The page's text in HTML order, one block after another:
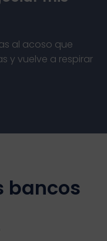
al acoso que
y vuelve a respirar
bancos